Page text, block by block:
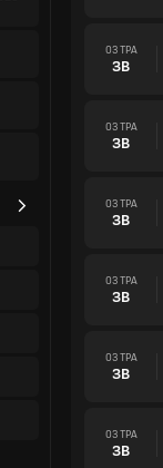
03 ТРА
ЗВ
03 ТРА
ЗВ
03 ТРА
ЗВ
03 ТРА
ЗВ
03 ТРА
ЗВ
03 ТРА
ЗВ